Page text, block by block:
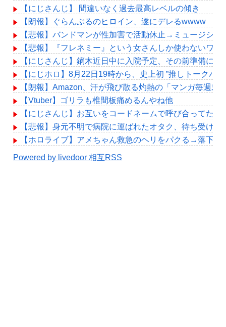
【にじさんじ】 間違いなく過去最高レベルの傾き
【朗報】ぐらんぶるのヒロイン、遂にデレるwwww
【悲報】バンドマンが性加害で活動休止→ミュージシ
【悲報】『フレネミー』という女さんしか使わないワ
【にじさんじ】鏑木近日中に入院予定、その前準備に
【にじホロ】8月22日19時から、史上初 ”推しトーク
【朗報】Amazon、汗が飛び散る灼熱の「マンガ毎週末
【Vtuber】ゴリラも椎間板痛めるんやね他
【にじさんじ】お互いをコードネームで呼び合ってたよ
【悲報】身元不明で病院に運ばれたオタク、待ち受け
【ホロライブ】アメちゃん救急のヘリをパクる→落下【
Powered by livedoor 相互RSS